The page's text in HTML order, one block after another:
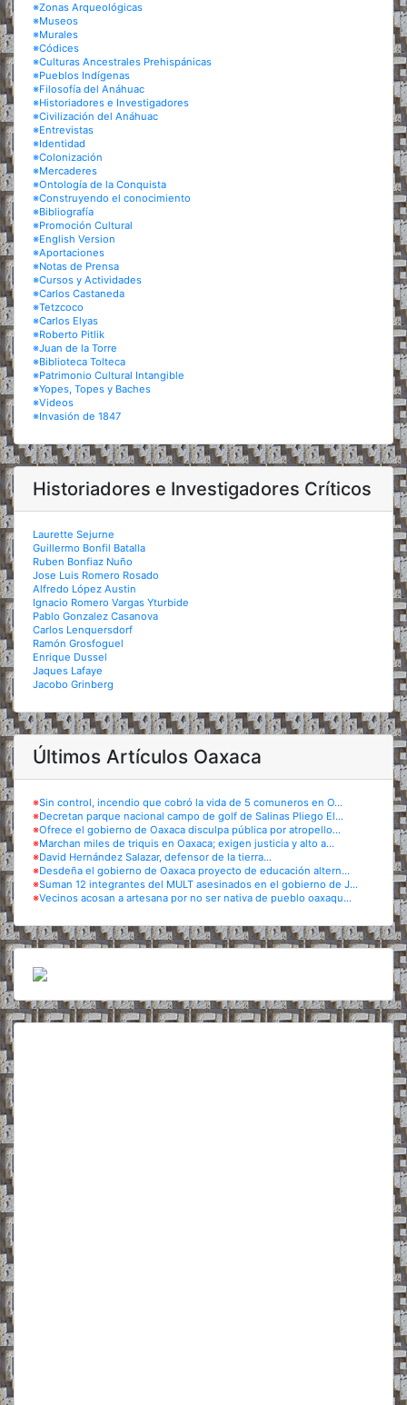
※Zonas Arqueológicas
※Museos
※Murales
※Códices
※Culturas Ancestrales Prehispánicas
※Pueblos Indígenas
※Filosofía del Anáhuac
※Historiadores e Investigadores
※Civilización del Anáhuac
※Entrevistas
※Identidad
※Colonización
※Mercaderes
※Ontología de la Conquista
※Construyendo el conocimiento
※Bibliografía
※Promoción Cultural
※English Version
※Aportaciones
※Notas de Prensa
※Cursos y Actividades
※Carlos Castaneda
※Tetzcoco
※Carlos Elyas
※Roberto Pitlik
※Juan de la Torre
※Biblioteca Tolteca
※Patrimonio Cultural Intangible
※Yopes, Topes y Baches
※Videos
※Invasión de 1847
Historiadores e Investigadores Críticos
Laurette Sejurne
Guillermo Bonfil Batalla
Ruben Bonfiaz Nuño
Jose Luis Romero Rosado
Alfredo López Austin
Ignacio Romero Vargas Yturbide
Pablo Gonzalez Casanova
Carlos Lenquersdorf
Ramón Grosfoguel
Enrique Dussel
Jaques Lafaye
Jacobo Grinberg
Últimos Artículos Oaxaca
※Sin control, incendio que cobró la vida de 5 comuneros en O...
※Decretan parque nacional campo de golf de Salinas Pliego El...
※Ofrece el gobierno de Oaxaca disculpa pública por atropello...
※Marchan miles de triquis en Oaxaca; exigen justicia y alto a...
※David Hernández Salazar, defensor de la tierra...
※Desdeña el gobierno de Oaxaca proyecto de educación altern...
※Suman 12 integrantes del MULT asesinados en el gobierno de J...
※Vecinos acosan a artesana por no ser nativa de pueblo oaxaqu...